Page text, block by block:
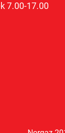
7.00-17.00